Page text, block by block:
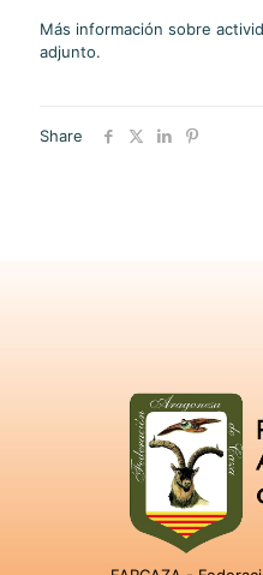
Más información sobre
adjunto.
Share